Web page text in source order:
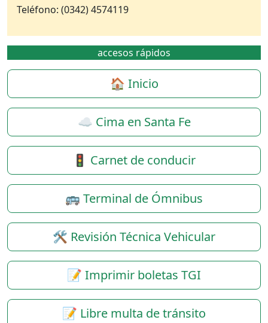
Teléfono: (0342) 4574119
accesos rápidos
🏠 Inicio
☁️ Cima en Santa Fe
🚦 Carnet de conducir
🚌 Terminal de Ómnibus
🛠️ Revisión Técnica Vehicular
📝 Imprimir boletas TGI
📝 Libre multa de tránsito